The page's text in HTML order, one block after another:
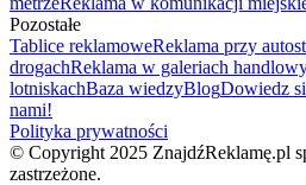
Pozostałe
Tablice reklamoweReklama przy
drogachReklama w galeriach
lotniskachBaza wiedzyBlogDowiedz
nami!
Polityka prywatności
© Copyright 2025 ZnajdźReklamę.pl
zastrzeżone.